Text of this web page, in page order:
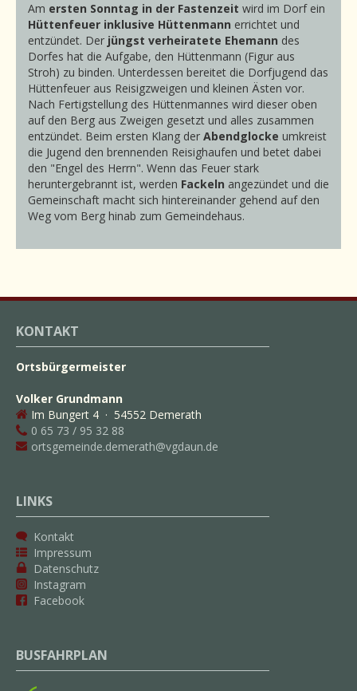
Am ersten Sonntag in der Fastenzeit wird im Dorf ein
Hüttenfeuer inklusive Hüttenmann errichtet und
entzündet. Der jüngst verheiratete Ehemann des
Dorfes hat die Aufgabe, den Hüttenmann (Figur aus
Stroh) zu binden. Unterdessen bereitet die Dorfjugend das
Hüttenfeuer aus Reisigzweigen und kleinen Ästen vor.
Nach Fertigstellung des Hüttenmannes wird dieser oben
auf den Berg aus Zweigen gesetzt und alles zusammen
entzündet. Beim ersten Klang der Abendglocke umkreist
die Jugend den brennenden Reisighaufen und betet dabei
den "Engel des Herrn". Wenn das Feuer stark
heruntergebrannt ist, werden Fackeln angezündet und die
Gemeinschaft macht sich hintereinander gehend auf den
Weg vom Berg hinab zum Gemeindehaus.
KONTAKT
Ortsbürgermeister
Volker Grundmann
Im Bungert 4 · 54552 Demerath
0 65 73 / 95 32 88
ortsgemeinde.demerath@vgdaun.de
LINKS
Kontakt
Impressum
Datenschutz
Instagram
Facebook
BUSFAHRPLAN